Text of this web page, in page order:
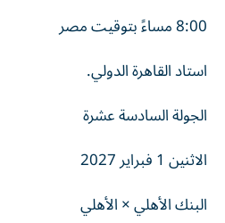
8:00 مساءً بتوقيت مصر
استاد القاهرة الدولي.
الجولة السادسة عشرة
الاثنين 1 فبراير 2027
البنك الأهلي × الأهلي